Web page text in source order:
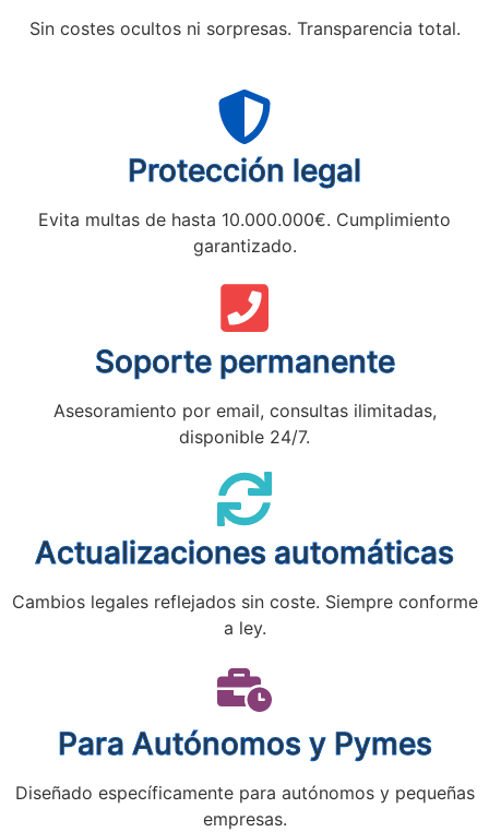
Sin costes ocultos ni sorpresas. Transparencia total.
Protección legal
Evita multas de hasta 10.000.000€. Cumplimiento
garantizado.
Soporte permanente
Asesoramiento por email, consultas ilimitadas,
disponible 24/7.
Actualizaciones automáticas
Cambios legales reflejados sin coste. Siempre conforme
a ley.
Para Autónomos y Pymes
Diseñado específicamente para autónomos y pequeñas
empresas.